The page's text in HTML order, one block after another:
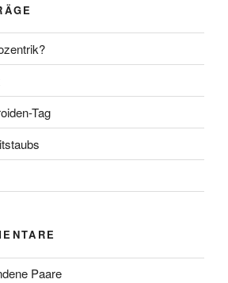
Tag
Paare